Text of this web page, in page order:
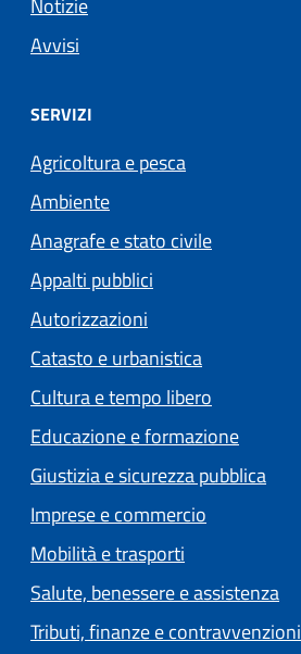
Avvisi
SERVIZI
Agricoltura e pesca
Ambiente
Anagrafe e stato civile
Appalti pubblici
Autorizzazioni
Catasto e urbanistica
Cultura e tempo libero
Educazione e formazione
Giustizia e sicurezza pubblica
Imprese e commercio
Mobilità e trasporti
Salute, benessere e assistenza
Tributi, finanze e contravvenzioni